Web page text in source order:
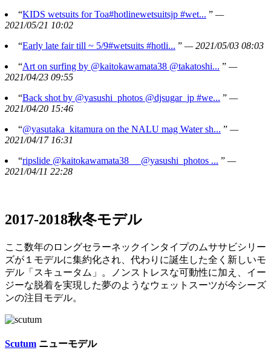
“KIDS wetsuits for Toa#hotlinewetsuitsjp #wet... ” —
2021/05/21 10:02
“Early late fair till ~ 5/9#wetsuits #hotli... ” — 2021/05/03 08:03
“Art on surfing by @kaitokawamata38 @takatoshi... ” —
2021/04/23 09:55
“Back shot by @yasushi_photos @djsugar_jp #we... ” —
2021/04/20 15:46
“@yasutaka_kitamura on the NALU mag Water sh... ” —
2021/04/17 16:31
“ripslide @kaitokawamata38 @yasushi_photos ... ” —
2021/04/11 22:28
2017-2018秋冬モデル
ここ数年のロングセラーネックインタイプのムササビシリー
ズが１モデルに集約化され、代わりに誕生した全く新しいモ
デル「スキュータム」。ノンストレスな可動性に加え、イー
ジーな脱着を実現した夢のようなウェットスーツが今シーズ
ンの注目モデル。
Scutum ニューモデル